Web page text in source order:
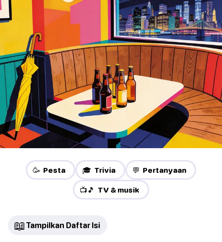
🥳 Pesta 🎓 Trivia 💬 Pertanyaan
📺🎵 TV & musik
📖 Tampilkan Daftar Isi